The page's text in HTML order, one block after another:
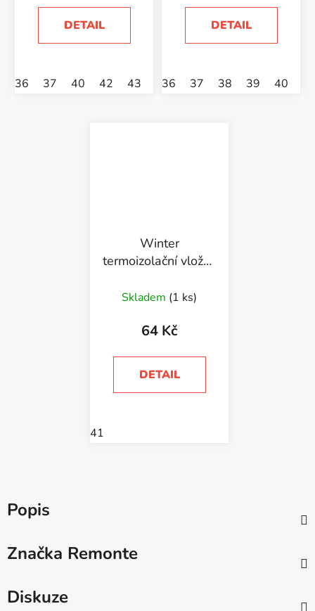
DETAIL
36 37 40 42 43 44 45
DETAIL
36 37 38 39 40
Winter
termoizolační vložka
Skladem (1 ks)
64 Kč
DETAIL
41
Popis
Značka Remonte
Diskuze